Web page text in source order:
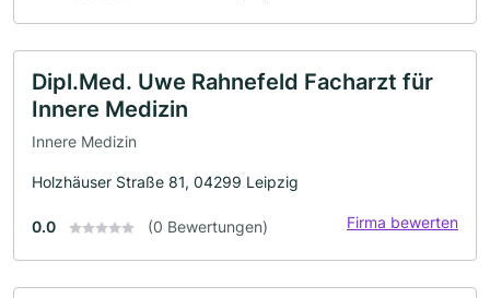
Dipl.Med. Uwe Rahnefeld Facharzt für
Innere Medizin
Innere Medizin
Holzhäuser Straße 81, 04299 Leipzig
0.0 (0 Bewertungen) Firma bewerten